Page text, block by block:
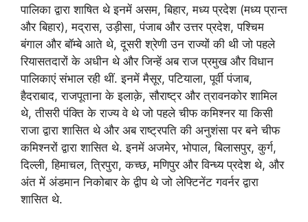
पालिका द्वारा शाषित थे इनमें असम, बिहार, मध्य प्रदेश (मध्य प्रान्त
और बिहार), मद्रास, उड़ीसा, पंजाब और उत्तर प्रदेश, पश्चिम
बंगाल और बॉम्बे आते थे, दूसरी श्रेणी उन राज्यों की थी जो पहले
रियासतदारों के अधीन थे और जिन्हें अब राज प्रमुख और विधान
पालिकाएं संभाल रही थीं. इनमें मैसूर, पटियाला, पूर्वी पंजाब,
हैदराबाद, राजपूताना के इलाक़े, सौराष्ट्र और त्रावनकोर शामिल
थे, तीसरी पंक्ति के राज्य वे थे जो पहले चीफ कमिश्नर या किसी
राजा द्वारा शासित थे और अब राष्ट्रपति की अनुशंसा पर बने चीफ
कमिश्नरों द्वारा शासित थे. इनमें अजमेर, भोपाल, बिलासपुर, कुर्ग,
दिल्ली, हिमाचल, त्रिपुरा, कच्छ, मणिपुर और विन्ध्य प्रदेश थे, और
अंत में अंडमान निकोबार के द्वीप थे जो लेफ्टिनेंट गवर्नर द्वारा
शासित थे.